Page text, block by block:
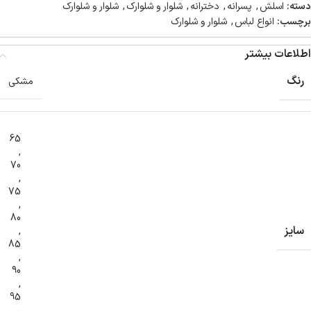
دسته: اسلش, پسرانه, دخترانه, شلوار و شلوارک, شلوار و شلوارک
برچسب: انواع لباس, شلوار و شلوارک
اطلاعات بیشتر
رنگ
مشکی
سایز
65
,
70
,
75
,
80
,
85
,
90
,
95